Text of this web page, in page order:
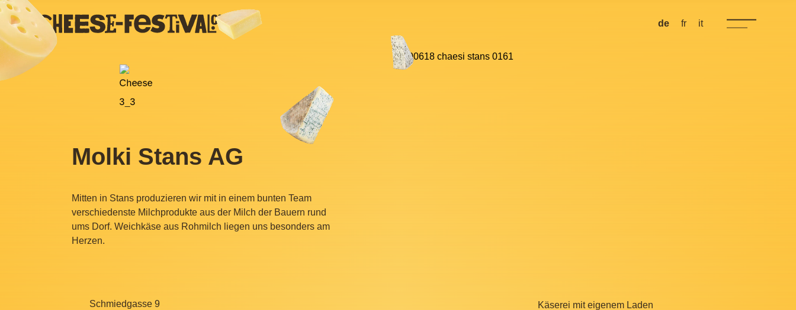
de fr it
Molki Stans AG
Mitten in Stans produzieren wir mit in einem bunten Team
verschiedenste Milchprodukte aus der Milch der Bauern rund
ums Dorf. Weichkäse aus Rohmilch liegen uns besonders am
Herzen.
Schmiedgasse 9
Käserei mit eigenem Laden